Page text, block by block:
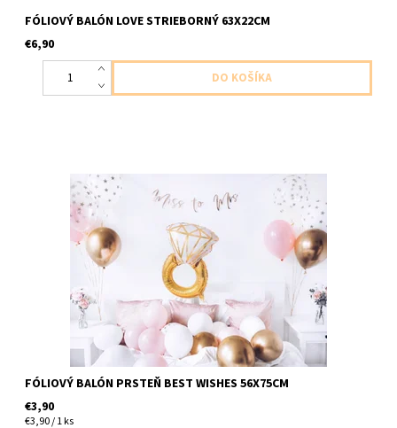
FÓLIOVÝ BALÓN LOVE STRIEBORNÝ 63X22CM
€6,90
foliovy balon v tvare prstena 1ks v baleni velkost 56x75cm
dodavame nenafukany
FÓLIOVÝ BALÓN PRSTEŇ BEST WISHES 56X75CM
€3,90
€3,90 / 1 ks